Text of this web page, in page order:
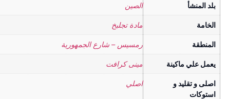
بلد المنشأ الصين
الخامة مادة تجلبخ
المنطقة رمسيس – شارع الجمهورية
يعمل علي ماكينة مينى كرافت
اصلى و تقليد و
استوكات
اصلي